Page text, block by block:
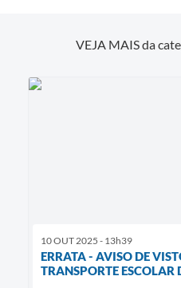
VEJA MAIS da
10 OUT 2025 - 13h39
ERRATA - AVISO DE
TRANSPORTE